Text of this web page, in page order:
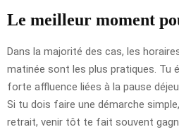
Le meilleur moment
Dans la majorité des cas, les
matinée sont les plus pratiques. Tu
forte affluence liées à la pause
Si tu dois faire une démarche
retrait, venir tôt te fait souvent